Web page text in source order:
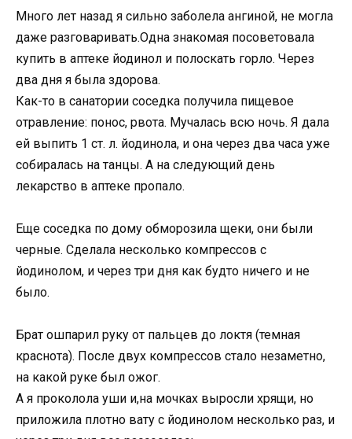
Много лет назад я сильно заболела ангиной, не могла
даже разговаривать.Одна знакомая посоветовала
купить в аптеке йодинол и полоскать горло. Через
два дня я была здорова.
Как-то в санатории соседка получила пищевое
отравление: понос, рвота. Мучалась всю ночь. Я дала
ей выпить 1 ст. л. йодинола, и она через два часа уже
собиралась на танцы. А на следующий день
лекарство в аптеке пропало.
Еще соседка по дому обморозила щеки, они были
черные. Сделала несколько компрессов с
йодинолом, и через три дня как будто ничего и не
было.
Брат ошпарил руку от пальцев до локтя (темная
краснота). После двух компрессов стало незаметно,
на какой руке был ожог.
А я проколола уши и,на мочках выросли хрящи, но
приложила плотно вату с йодинолом несколько раз, и